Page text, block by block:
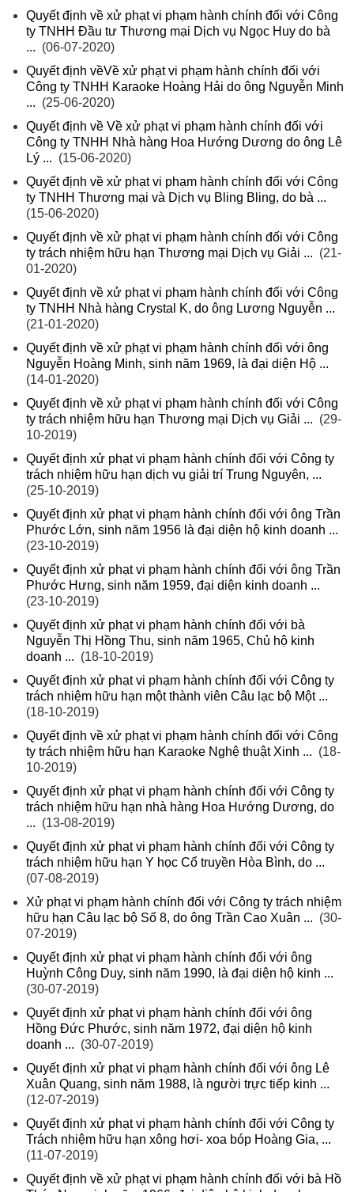
Quyết định về xử phạt vi phạm hành chính đối với Công
ty TNHH Đầu tư Thương mại Dịch vụ Ngọc Huy do bà
... (06-07-2020)
Quyết định vềVề xử phạt vi phạm hành chính đối với
Công ty TNHH Karaoke Hoàng Hải do ông Nguyễn Minh
... (25-06-2020)
Quyết định về Về xử phạt vi phạm hành chính đối với
Công ty TNHH Nhà hàng Hoa Hướng Dương do ông Lê
Lý ... (15-06-2020)
Quyết định về xử phạt vi phạm hành chính đối với Công
ty TNHH Thương mại và Dịch vụ Bling Bling, do bà ...
(15-06-2020)
Quyết định về xử phạt vi phạm hành chính đối với Công
ty trách nhiệm hữu hạn Thương mại Dịch vụ Giải ... (21-
01-2020)
Quyết định về xử phạt vi phạm hành chính đối với Công
ty TNHH Nhà hàng Crystal K, do ông Lương Nguyễn ...
(21-01-2020)
Quyết định về xử phạt vi phạm hành chính đối với ông
Nguyễn Hoàng Minh, sinh năm 1969, là đại diện Hộ ...
(14-01-2020)
Quyết định về xử phạt vi phạm hành chính đối với Công
ty trách nhiệm hữu hạn Thương mại Dịch vụ Giải ... (29-
10-2019)
Quyết định xử phạt vi phạm hành chính đối với Công ty
trách nhiệm hữu hạn dịch vụ giải trí Trung Nguyên, ...
(25-10-2019)
Quyết định xử phạt vi phạm hành chính đối với ông Trần
Phước Lớn, sinh năm 1956 là đại diện hộ kinh doanh ...
(23-10-2019)
Quyết định xử phạt vi phạm hành chính đối với ông Trần
Phước Hưng, sinh năm 1959, đại diện kinh doanh ...
(23-10-2019)
Quyết định xử phạt vi phạm hành chính đối với bà
Nguyễn Thị Hồng Thu, sinh năm 1965, Chủ hộ kinh
doanh ... (18-10-2019)
Quyết định xử phạt vi phạm hành chính đối với Công ty
trách nhiệm hữu hạn một thành viên Câu lạc bộ Một ...
(18-10-2019)
Quyết định về xử phạt vi phạm hành chính đối với Công
ty trách nhiệm hữu hạn Karaoke Nghệ thuật Xinh ... (18-
10-2019)
Quyết định xử phạt vi phạm hành chính đối với Công ty
trách nhiệm hữu hạn nhà hàng Hoa Hướng Dương, do
... (13-08-2019)
Quyết định xử phạt vi phạm hành chính đối với Công ty
trách nhiệm hữu hạn Y học Cổ truyền Hòa Bình, do ...
(07-08-2019)
Xử phạt vi phạm hành chính đối với Công ty trách nhiệm
hữu hạn Câu lạc bộ Số 8, do ông Trần Cao Xuân ... (30-
07-2019)
Quyết định xử phạt vi phạm hành chính đối với ông
Huỳnh Công Duy, sinh năm 1990, là đại diện hộ kinh ...
(30-07-2019)
Quyết định xử phạt vi phạm hành chính đối với ông
Hồng Đức Phước, sinh năm 1972, đại diện hộ kinh
doanh ... (30-07-2019)
Quyết định xử phạt vi phạm hành chính đối với ông Lê
Xuân Quang, sinh năm 1988, là người trực tiếp kinh ...
(12-07-2019)
Quyết định xử phạt vi phạm hành chính đối với Công ty
Trách nhiệm hữu hạn xông hơi- xoa bóp Hoàng Gia, ...
(11-07-2019)
Quyết định về xử phạt vi phạm hành chính đối với bà Hồ